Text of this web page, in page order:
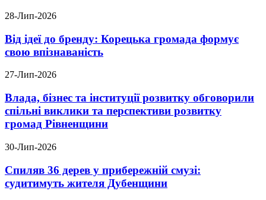
28-Лип-2026
Від ідеї до бренду: Корецька громада формує
свою впізнаваність
27-Лип-2026
Влада, бізнес та інституції розвитку обговорили
спільні виклики та перспективи розвитку
громад Рівненщини
30-Лип-2026
Спиляв 36 дерев у прибережній смузі:
судитимуть жителя Дубенщини